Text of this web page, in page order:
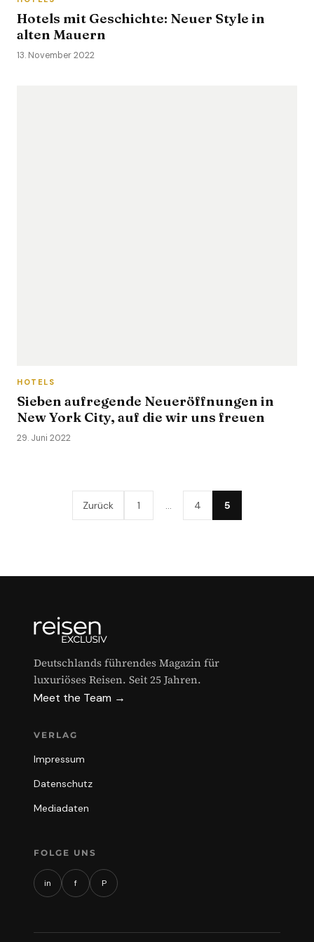
Hotels mit Geschichte: Neuer Style in
alten Mauern
13. November 2022
HOTELS
Sieben aufregende Neueröffnungen in
New York City, auf die wir uns freuen
29. Juni 2022
Zurück 1 4 5
Deutschlands führendes Magazin für
luxuriöses Reisen. Seit 25 Jahren.
Meet the Team →
VERLAG
Impressum
Datenschutz
Mediadaten
FOLGE UNS
in f P